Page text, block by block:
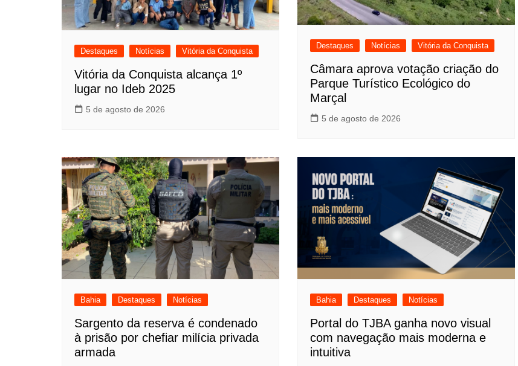
Destaques Notícias Vitória da Conquista
Vitória da Conquista alcança 1º
lugar no Ideb 2025
5 de agosto de 2026
Destaques Notícias Vitória da Conquista
Câmara aprova votação criação do
Parque Turístico Ecológico do
Marçal
5 de agosto de 2026
Bahia Destaques Notícias
Sargento da reserva é condenado
à prisão por chefiar milícia privada
armada
Bahia Destaques Notícias
Portal do TJBA ganha novo visual
com navegação mais moderna e
intuitiva